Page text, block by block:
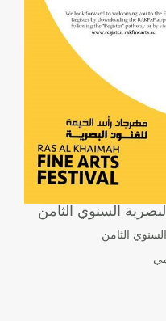
السنوي الثامن
الثامن